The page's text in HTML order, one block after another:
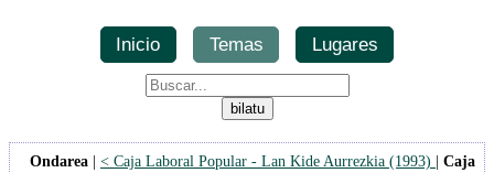
Inicio Temas Lugares
Ondarea | < Caja Laboral Popular - Lan Kide Aurrezkia (1993) | Caja